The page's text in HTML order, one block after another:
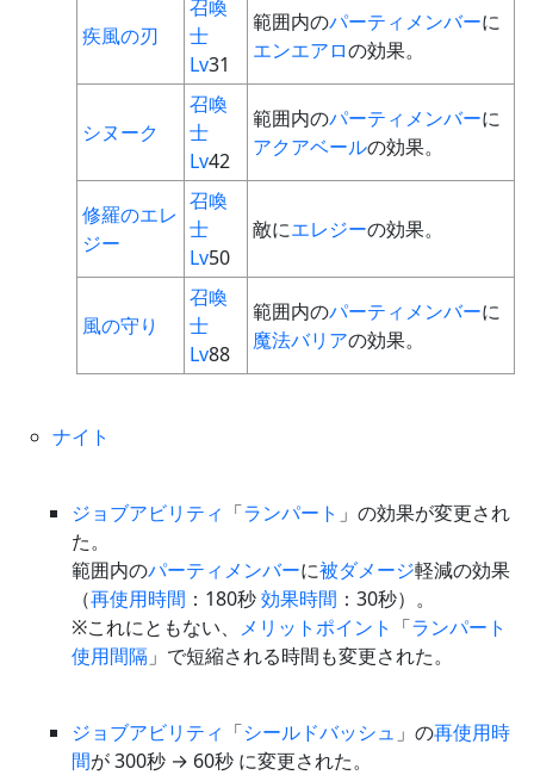
疾風の刃
召喚
士
Lv31
範囲内のパーティメンバーに
エンエアロの効果。
シヌーク
召喚
士
Lv42
範囲内のパーティメンバーに
アクアベールの効果。
修羅のエレ
ジー
召喚
士
Lv50
敵にエレジーの効果。
風の守り
召喚
士
Lv88
範囲内のパーティメンバーに
魔法バリアの効果。
ナイト
ジョブアビリティ 「ランパート 」の効果が変更され
た。
範囲内のパーティメンバーに被ダメージ軽減の効果
（再使用時間 ：180秒効果時間 ：30秒）。
※これにともない、 メリットポイント 「ランパート
使用間隔 」で短縮される時間も変更された。
ジョブアビリティ 「シールドバッシュ 」の再使用時
間が 300秒 → 60秒 に変更された。